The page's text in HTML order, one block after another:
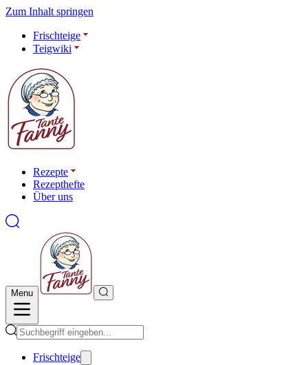
Zum Inhalt springen
Frischteige
Teigwiki
Rezepte
Rezepthefte
Über uns
Menu
Frischteige